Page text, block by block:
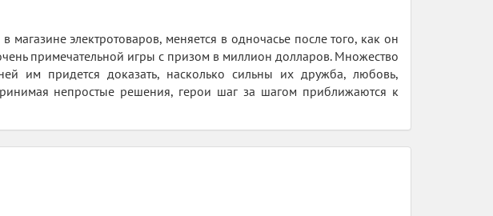
электротоваров, меняется в одночасье после того, как он
примечательной игры с призом в миллион долларов. Множество
им придется доказать, насколько сильны их дружба, любовь,
непростые решения, герои шаг за шагом приближаются к